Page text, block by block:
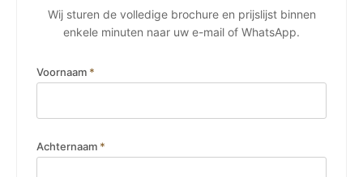
Wij sturen de volledige brochure en prijslijst binnen
enkele minuten naar uw e-mail of WhatsApp.
Voornaam *
Achternaam *